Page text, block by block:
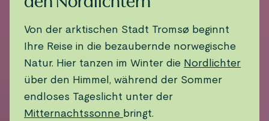
Von der arktischen Stadt Tromsø beginnt
Ihre Reise in die bezaubernde norwegische
Natur. Hier tanzen im Winter die Nordlichter
über den Himmel, während der Sommer
endloses Tageslicht unter der
Mitternachtssonne bringt.